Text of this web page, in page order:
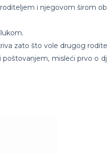
i njegovom širom
zato što vole drugog
misleći prvo o